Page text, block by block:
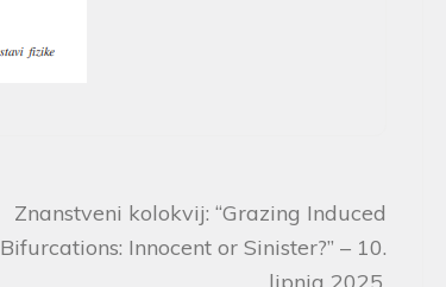
Znanstveni kolokvij: “Grazing Induced
Bifurcations: Innocent or Sinister?” – 10.